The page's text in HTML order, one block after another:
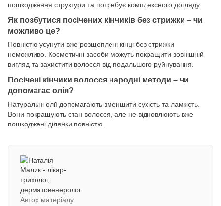
пошкодження структури та потребує комплексного догляду.
Як позбутися посічених кінчиків без стрижки – чи
можливо це?
Повністю усунути вже розщеплені кінці без стрижки
неможливо. Косметичні засоби можуть покращити зовнішній
вигляд та захистити волосся від подальшого руйнування.
Посічені кінчики волосся народні методи – чи
допомагає олія?
Натуральні олії допомагають зменшити сухість та ламкість.
Вони покращують стан волосся, але не відновлюють вже
пошкоджені ділянки повністю.
Автор матеріалу